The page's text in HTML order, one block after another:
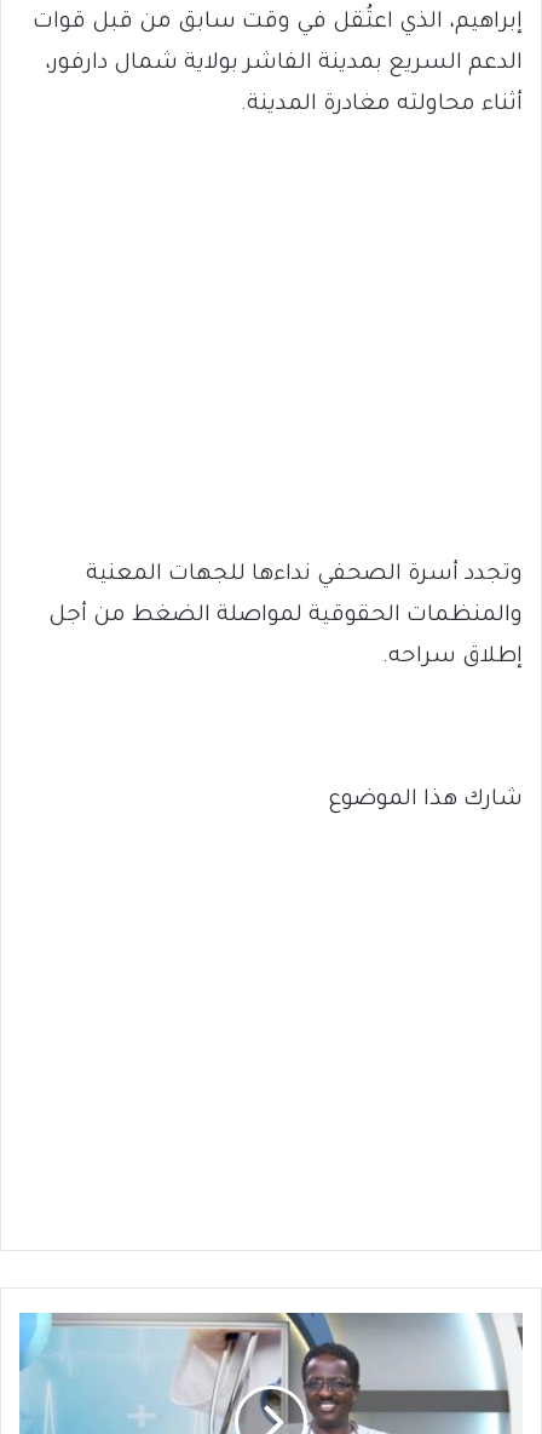
إبراهيم، الذي اعتُقل في وقت سابق من قبل قوات
الدعم السريع بمدينة الفاشر بولاية شمال دارفور،
أثناء محاولته مغادرة المدينة.
وتجدد أسرة الصحفي نداءها للجهات المعنية
والمنظمات الحقوقية لمواصلة الضغط من أجل
إطلاق سراحه.
شارك هذا الموضوع
نقص
السكر
الحاد
قد